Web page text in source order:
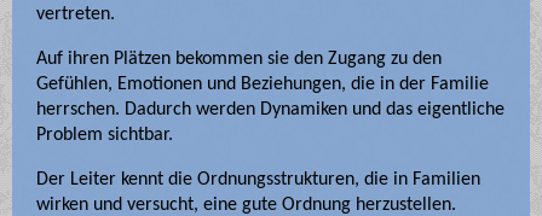
vertreten.
Auf ihren Plätzen bekommen sie den Zugang zu den
Gefühlen, Emotionen und Beziehungen, die in der Familie
herrschen. Dadurch werden Dynamiken und das eigentliche
Problem sichtbar.
Der Leiter kennt die Ordnungsstrukturen, die in Familien
wirken und versucht, eine gute Ordnung herzustellen.